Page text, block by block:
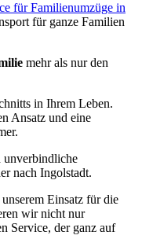
für Familienumzüge in
für ganze Familien
mehr als nur den
in Ihrem Leben.
Ansatz und eine
unverbindliche
nach Ingolstadt.
Einsatz für die
wir nicht nur
Service, der ganz auf